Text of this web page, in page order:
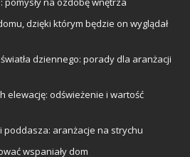
dzięki którym będzie on wyglądał
dziennego: porady dla aranżacji
elewację: odświeżenie i wartość
aranżacje na strychu
wspaniały dom